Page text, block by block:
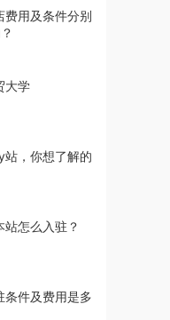
费用及条件分别
大学
站，你想了解的
怎么入驻？
条件及费用是多